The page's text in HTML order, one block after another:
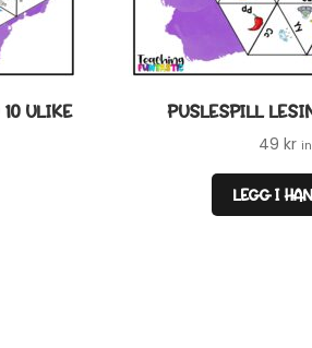
ULIKE
PUSLESPILL
49kr
LEGG I